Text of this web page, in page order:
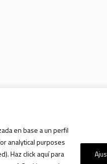
en base a un perfil
analytical purposes
Haz click aquí para